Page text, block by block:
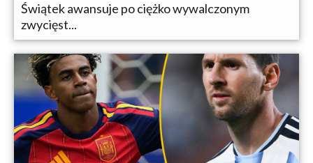
Świątek awansuje po ciężko wywalczonym
zwycięst...